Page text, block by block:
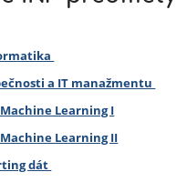
a IT manažmentu
Learning I
Learning II
dát